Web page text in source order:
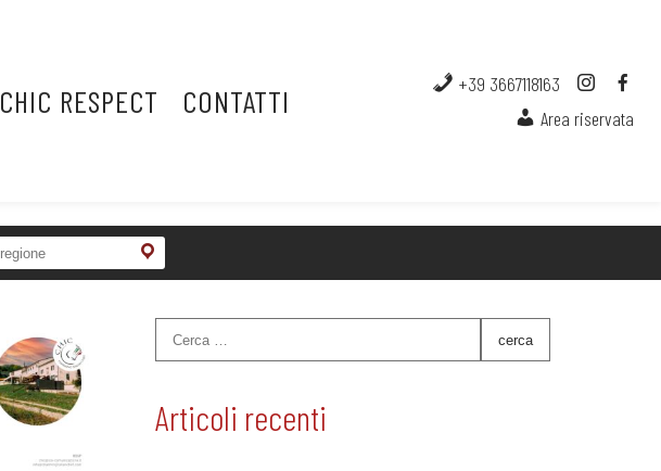
CHIC RESPECT CONTATTI
+39 3667118163
Area riservata
Articoli recenti